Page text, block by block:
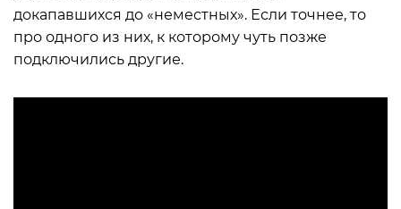
докапавшихся до «неместных». Если точнее, то
про одного из них, к которому чуть позже
подключились другие.